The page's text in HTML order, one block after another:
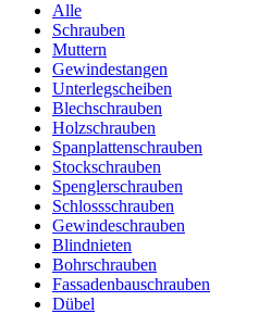
Alle
Schrauben
Muttern
Gewindestangen
Unterlegscheiben
Blechschrauben
Holzschrauben
Spanplattenschrauben
Stockschrauben
Spenglerschrauben
Schlossschrauben
Gewindeschrauben
Blindnieten
Bohrschrauben
Fassadenbauschrauben
Dübel